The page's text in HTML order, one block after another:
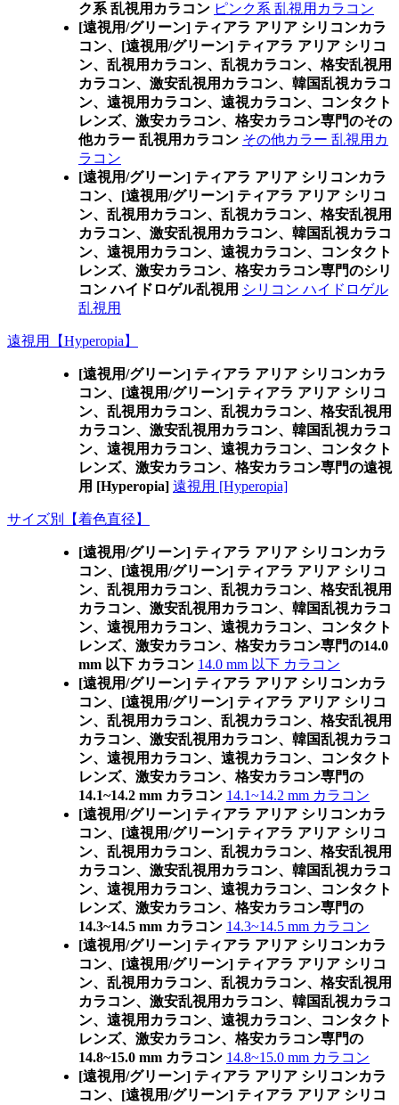
ク系 乱視用カラコン ピンク系 乱視用カラコン
[遠視用/グリーン] ティアラ アリア シリコンカラ
コン、 [遠視用/グリーン] ティアラ アリア シリコ
ン、乱視用カラコン、乱視カラコン、格安乱視用
カラコン、激安乱視用カラコン、韓国乱視カラコ
ン、遠視用カラコン、遠視カラコン、コンタクト
レンズ、激安カラコン、格安カラコン専門のその
他カラー 乱視用カラコン その他カラー 乱視用カ
ラコン
[遠視用/グリーン] ティアラ アリア シリコンカラ
コン、 [遠視用/グリーン] ティアラ アリア シリコ
ン、乱視用カラコン、乱視カラコン、格安乱視用
カラコン、激安乱視用カラコン、韓国乱視カラコ
ン、遠視用カラコン、遠視カラコン、コンタクト
レンズ、激安カラコン、格安カラコン専門のシリ
コン ハイドロゲル乱視用 シリコン ハイドロゲル
乱視用
遠視用【Hyperopia】
[遠視用/グリーン] ティアラ アリア シリコンカラ
コン、 [遠視用/グリーン] ティアラ アリア シリコ
ン、乱視用カラコン、乱視カラコン、格安乱視用
カラコン、激安乱視用カラコン、韓国乱視カラコ
ン、遠視用カラコン、遠視カラコン、コンタクト
レンズ、激安カラコン、格安カラコン専門の遠視
用 [Hyperopia] 遠視用 [Hyperopia]
サイズ別【着色直径】
[遠視用/グリーン] ティアラ アリア シリコンカラ
コン、 [遠視用/グリーン] ティアラ アリア シリコ
ン、乱視用カラコン、乱視カラコン、格安乱視用
カラコン、激安乱視用カラコン、韓国乱視カラコ
ン、遠視用カラコン、遠視カラコン、コンタクト
レンズ、激安カラコン、格安カラコン専門の14.0
mm 以下 カラコン 14.0 mm 以下 カラコン
[遠視用/グリーン] ティアラ アリア シリコンカラ
コン、 [遠視用/グリーン] ティアラ アリア シリコ
ン、乱視用カラコン、乱視カラコン、格安乱視用
カラコン、激安乱視用カラコン、韓国乱視カラコ
ン、遠視用カラコン、遠視カラコン、コンタクト
レンズ、激安カラコン、格安カラコン専門の
14.1~14.2 mm カラコン 14.1~14.2 mm カラコン
[遠視用/グリーン] ティアラ アリア シリコンカラ
コン、 [遠視用/グリーン] ティアラ アリア シリコ
ン、乱視用カラコン、乱視カラコン、格安乱視用
カラコン、激安乱視用カラコン、韓国乱視カラコ
ン、遠視用カラコン、遠視カラコン、コンタクト
レンズ、激安カラコン、格安カラコン専門の
14.3~14.5 mm カラコン 14.3~14.5 mm カラコン
[遠視用/グリーン] ティアラ アリア シリコンカラ
コン、 [遠視用/グリーン] ティアラ アリア シリコ
ン、乱視用カラコン、乱視カラコン、格安乱視用
カラコン、激安乱視用カラコン、韓国乱視カラコ
ン、遠視用カラコン、遠視カラコン、コンタクト
レンズ、激安カラコン、格安カラコン専門の
14.8~15.0 mm カラコン 14.8~15.0 mm カラコン
[遠視用/グリーン] ティアラ アリア シリコンカラ
コン、 [遠視用/グリーン] ティアラ アリア シリコ